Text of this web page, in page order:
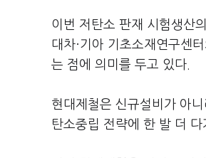
이번 저탄소 판재 시험생산
대차·기아 기초소재연구센
는 점에 의미를 두고 있다.
현대제철은 신규설비가 아
탄소중립 전략에 한 발 더 다